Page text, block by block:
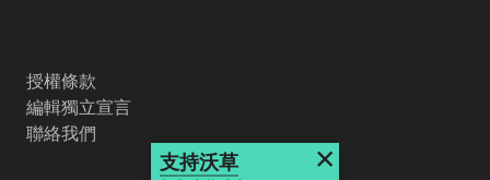
授權條款
編輯獨立宣言
聯絡我們
支持沃草 ×